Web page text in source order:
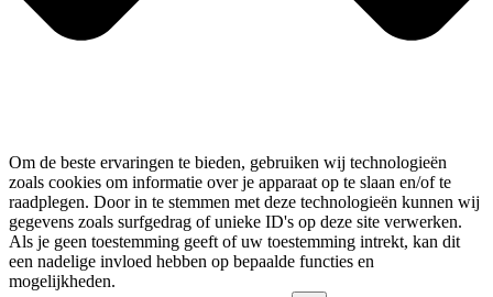
Om de beste ervaringen te bieden, gebruiken wij technologieën
zoals cookies om informatie over je apparaat op te slaan en/of te
raadplegen. Door in te stemmen met deze technologieën kunnen wij
gegevens zoals surfgedrag of unieke ID's op deze site verwerken.
Als je geen toestemming geeft of uw toestemming intrekt, kan dit
een nadelige invloed hebben op bepaalde functies en
mogelijkheden.